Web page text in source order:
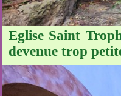
Eglise Saint
devenue trop